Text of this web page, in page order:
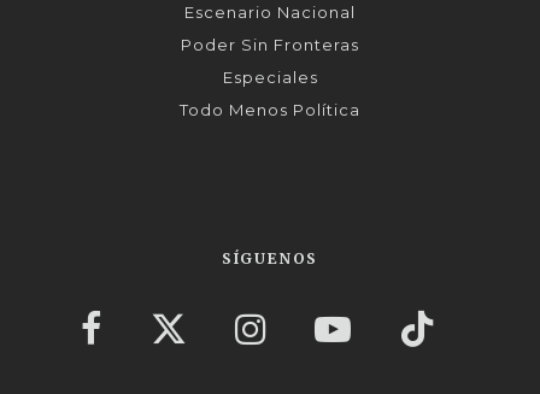
Escenario Nacional
Poder Sin Fronteras
Especiales
Todo Menos Política
SÍGUENOS